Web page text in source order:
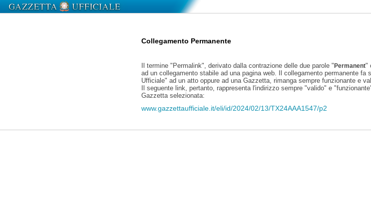
Collegamento Permanente
Il termine "Permalink", derivato dalla contrazione delle due parole "Permanent"
ad un collegamento stabile ad una pagina web. Il collegamento permanente
Ufficiale" ad un atto oppure ad una Gazzetta, rimanga sempre funzionante e
Il seguente link, pertanto, rappresenta l'indirizzo sempre "valido" e
Gazzetta selezionata:
www.gazzettaufficiale.it/eli/id/2024/02/13/TX24AAA1547/p2